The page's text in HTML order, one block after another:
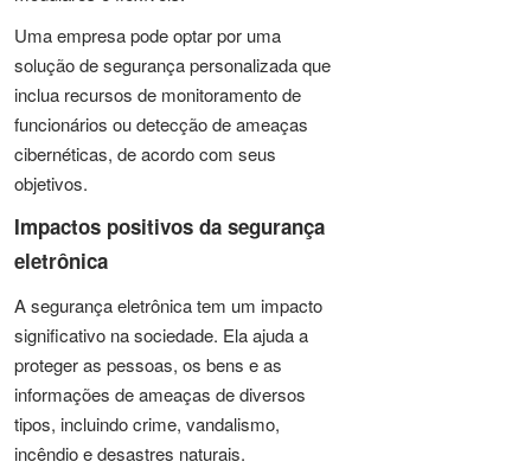
Uma empresa pode optar por uma
solução de segurança personalizada que
inclua recursos de monitoramento de
funcionários ou detecção de ameaças
cibernéticas, de acordo com seus
objetivos.
Impactos positivos da segurança
eletrônica
A segurança eletrônica tem um impacto
significativo na sociedade. Ela ajuda a
proteger as pessoas, os bens e as
informações de ameaças de diversos
tipos, incluindo crime, vandalismo,
incêndio e desastres naturais.